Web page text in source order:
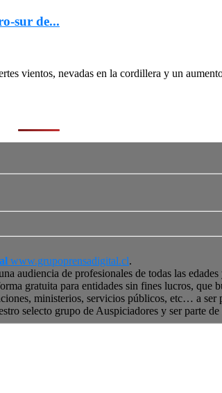
sur de...
vientos, nevadas en la cordillera y un
www.grupoprensadigital.cl.
audiencia de profesionales de todas las
gratuita para entidades sin fines lucros, que
ministerios, servicios públicos, etc… a ser
selecto grupo de Auspiciadores y ser parte